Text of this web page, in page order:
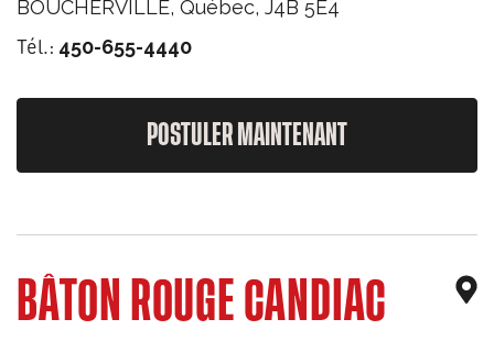
BOUCHERVILLE, Québec, J4B 5E4
Tél.: 450-655-4440
POSTULER MAINTENANT
BÂTON ROUGE CANDIAC